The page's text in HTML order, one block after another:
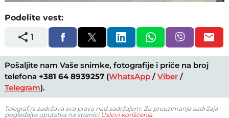
Podelite vest:
1
Pošaljite nam Vaše snimke, fotografije i priče na broj
telefona +381 64 8939257 (WhatsApp /Viber /
Telegram).
Telegraf.rs zadržava sva prava nad sadržajem. Za preuzimanje sadržaja
pogledajte uputstva na stranici Uslovi korišćenja.